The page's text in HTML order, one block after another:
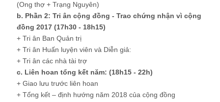
(Ong thợ + Trạng Nguyên)
b. Phần 2: Tri ân cộng đồng - Trao chứng nhận vì cộng
đồng 2017 (17h30 - 18h15)
+ Tri ân Ban Quản trị
+ Tri ân Huấn luyện viên và Diễn giả:
+ Tri ân các nhà tài trợ
c. Liên hoan tổng kết năm: (18h15 - 22h)
+ Giao lưu trước liên hoan
+ Tổng kết – định hướng năm 2018 của cộng đồng